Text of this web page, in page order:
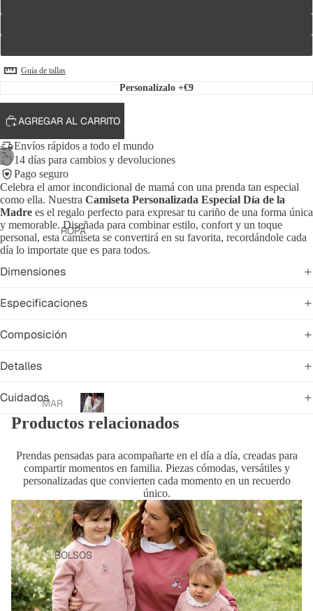
ROPA
MAR
TA
X
BAN
OFFE
E
BCN
PANT
ALO
NES
Y
FALD
Ready
to
wear
R
d
y
o
w
e
a
r
BOLSOS
7
Guía de tallas
Personalízalo +€9
AGREGAR AL CARRITO
Envíos rápidos a todo el mundo
14 días para cambios y devoluciones
Pago seguro
Celebra el amor incondicional de mamá con una prenda tan especial
como ella. Nuestra Camiseta Personalizada Especial Día de la
Madre es el regalo perfecto para expresar tu cariño de una forma única
y memorable. Diseñada para combinar estilo, confort y un toque
personal, esta camiseta se convertirá en su favorita, recordándole cada
día lo importate que es para todos.
Dimensiones
Especificaciones
Composición
Detalles
Cuidados
Productos relacionados
Prendas pensadas para acompañarte en el día a día, creadas para
compartir momentos en familia. Piezas cómodas, versátiles y
personalizadas que convierten cada momento en un recuerdo
único.